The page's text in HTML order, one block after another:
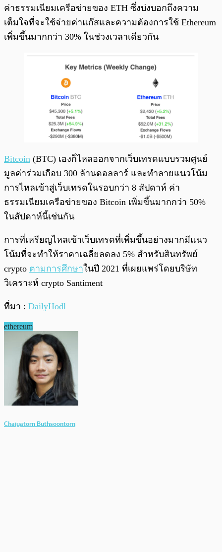
ค่าธรรมเนียมเครือข่ายของ ETH ซึ่งบ่งบอกถึงความ
เต็มใจที่จะใช้จ่ายค่าแก๊สและความต้องการใช้ Ethereum
เพิ่มขึ้นมากกว่า 30% ในช่วงเวลาเดียวกัน
Bitcoin (BTC) เองก็ไหลออกจากเว็บเทรดแบบรวมศูนย์
มูลค่าร่วมเกือบ 300 ล้านดอลลาร์ และทำลายแนวโน้ม
การไหลเข้าสู่เว็บเทรดในรอบกว่า 8 สัปดาห์ ค่า
ธรรมเนียมเครือข่ายของ Bitcoin เพิ่มขึ้นมากกว่า 50%
ในสัปดาห์นี้เช่นกัน
การที่เหรียญไหลเข้าเว็บเทรดที่เพิ่มขึ้นอย่างมากมีแนว
โน้มที่จะทำให้ราคาเฉลี่ยลดลง 5% สำหรับสินทรัพย์
crypto ตามการศึกษาในปี 2021 ที่เผยแพร่โดยบริษัท
วิเคราะห์ crypto Santiment
ที่มา : DailyHodl
ethereum
Chaiyatorn Buthsoontorn